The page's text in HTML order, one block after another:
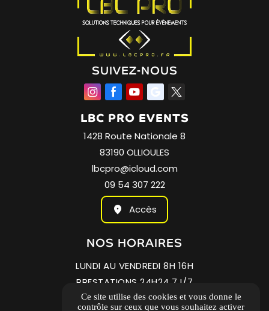
SUIVEZ-NOUS
LBC PRO EVENTS
1428 Route Nationale 8
83190 OLLIOULES
lbcpro@icloud.com
09 54 307 222
Accès
NOS HORAIRES
LUNDI AU VENDREDI 8H 16H
PRESTATIONS 24H24 7J/7
24/7 LOCATION SELFBOX
Ce site utilise des cookies et vous donne le
contrôle sur ceux que vous souhaitez activer